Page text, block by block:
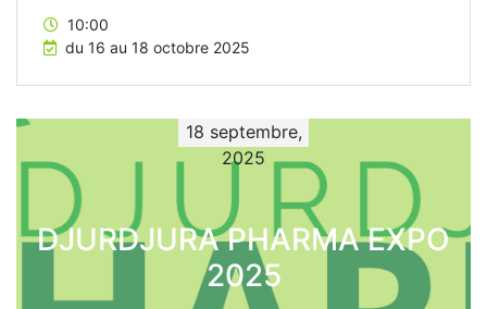
10:00
du 16 au 18 octobre 2025
18 septembre,
2025
DJURDJURA PHARMA EXPO
2025